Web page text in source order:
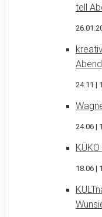
tell
Abend
24.11 |
24.06 |
18.06 |